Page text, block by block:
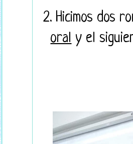
2. Hicimos dos
oral y el